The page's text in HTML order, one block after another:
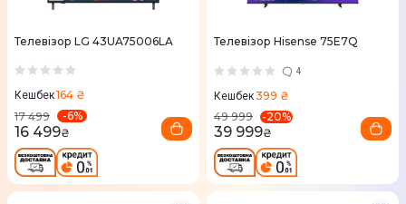
Телевізор LG 43UA75006LA
Кешбек164 ₴
17 499
-6%
16 499₴
Телевізор Hisense 75E7Q
4
Кешбек399 ₴
49 999
-20%
39 999₴